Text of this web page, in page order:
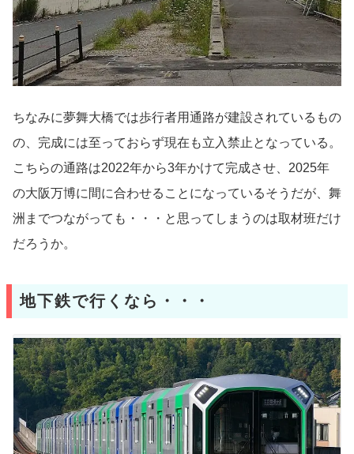
ちなみに夢舞大橋では歩行者用通路が建設されているもの
の、完成には至っておらず現在も立入禁止となっている。
こちらの通路は2022年から3年かけて完成させ、2025年
の大阪万博に間に合わせることになっているそうだが、舞
洲までつながっても・・・と思ってしまうのは取材班だけ
だろうか。
地下鉄で行くなら・・・